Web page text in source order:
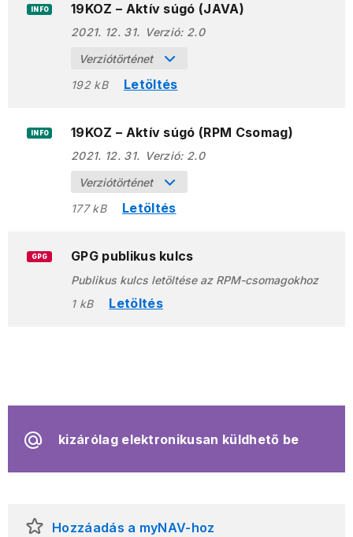
INFO 19KOZ – Aktív súgó (JAVA)
2021. 12. 31. Verzió: 2.0
Verziótörténet
192 kB
Letöltés
INFO 19KOZ – Aktív súgó (RPM Csomag)
2021. 12. 31. Verzió: 2.0
Verziótörténet
177 kB
Letöltés
GPG GPG publikus kulcs
Publikus kulcs letöltése az RPM-csomagokhoz
1 kB
Letöltés
kizárólag elektronikusan küldhető be
Hozzáadás a myNAV-hoz